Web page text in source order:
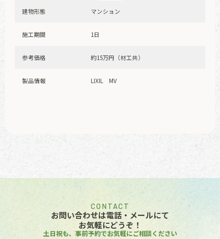
建物形態 マンション
施工期間 1日
参考価格 約15万円（材工共）
製品情報 LIXIL MV
CONTACT
お問い合わせは電話・メールにて
お気軽にどうぞ！
土日祝も、事前予約でお気軽にご相談ください